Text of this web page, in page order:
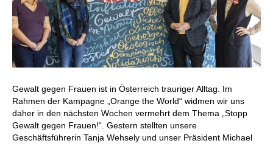
Gewalt gegen Frauen ist in Österreich trauriger Alltag. Im
Rahmen der Kampagne „Orange the World“ widmen wir uns
daher in den nächsten Wochen vermehrt dem Thema „Stopp
Gewalt gegen Frauen!“. Gestern stellten unsere
Geschäftsführerin Tanja Wehsely und unser Präsident Michael